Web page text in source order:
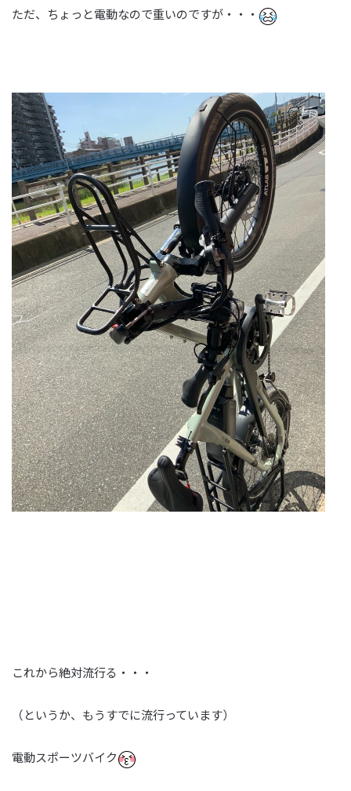
ただ、ちょっと電動なので重いのですが・・・
これから絶対流行る・・・
（というか、もうすでに流行っています）
電動スポーツバイク